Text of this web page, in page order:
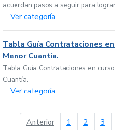
acuerdan pasos a seguir para
Ver categoría
Tabla Guía Contrataciones
Menor Cuantía.
Tabla Guía Contrataciones en
Cuantía.
Ver categoría
Anteriorpágina anterior
1 2 3